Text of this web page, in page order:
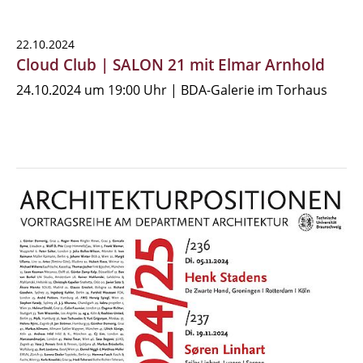
22.10.2024
Cloud Club | SALON 21 mit Elmar Arnhold
24.10.2024 um 19:00 Uhr | BDA-Galerie im Torhaus